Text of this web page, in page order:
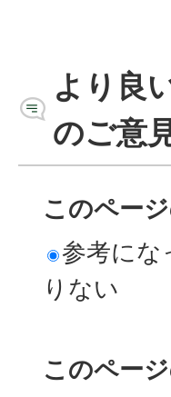
より良
のご意
このペー
参考にな
りない
このペー